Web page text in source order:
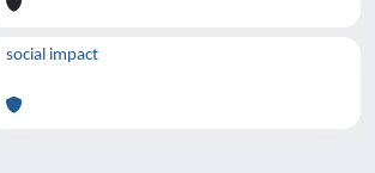
social impact